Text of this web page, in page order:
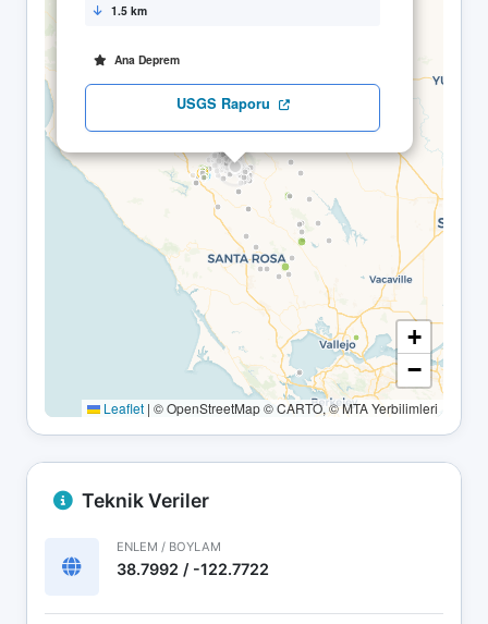
1.5 km
Ana Deprem
USGS Raporu
+
−
Leaflet | © OpenStreetMap © CARTO, © MTA Yerbilimleri
Teknik Veriler
ENLEM / BOYLAM
38.7992 / -122.7722